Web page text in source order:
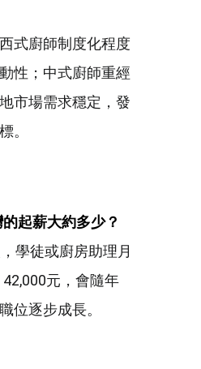
式廚師制度化程度
性；中式廚師重經
市場需求穩定，發
。
起薪大約多少？
學徒或廚房助理月
元，會隨年
位逐步成長。